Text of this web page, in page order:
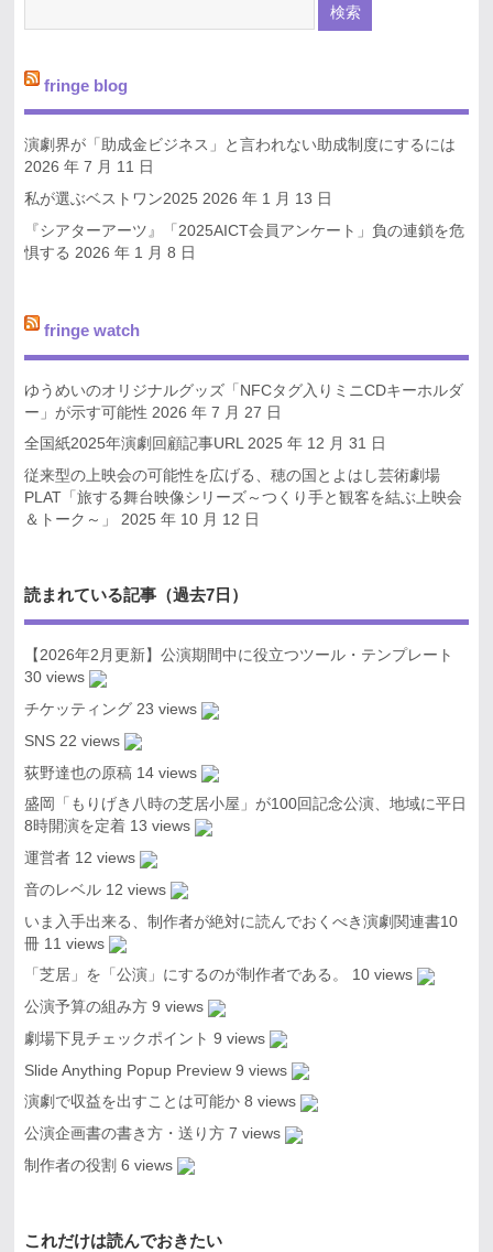
fringe blog
演劇界が「助成金ビジネス」と言われない助成制度にするには
2026 年 7 月 11 日
私が選ぶベストワン2025 2026 年 1 月 13 日
『シアターアーツ』「2025AICT会員アンケート」負の連鎖を危
惧する 2026 年 1 月 8 日
fringe watch
ゆうめいのオリジナルグッズ「NFCタグ入りミニCDキーホルダ
ー」が示す可能性 2026 年 7 月 27 日
全国紙2025年演劇回顧記事URL 2025 年 12 月 31 日
従来型の上映会の可能性を広げる、穂の国とよはし芸術劇場
PLAT「旅する舞台映像シリーズ～つくり手と観客を結ぶ上映会
＆トーク～」
2025 年 10 月 12 日
読まれている記事（過去7日）
【2026年2月更新】公演期間中に役立つツール・テンプレート
30 views
チケッティング 23 views
SNS 22 views
荻野達也の原稿 14 views
盛岡「もりげき八時の芝居小屋」が100回記念公演、地域に平日
8時開演を定着 13 views
運営者 12 views
音のレベル 12 views
いま入手出来る、制作者が絶対に読んでおくべき演劇関連書10
冊 11 views
「芝居」を「公演」にするのが制作者である。
10 views
公演予算の組み方 9 views
劇場下見チェックポイント 9 views
Slide Anything Popup Preview 9 views
演劇で収益を出すことは可能か 8 views
公演企画書の書き方・送り方 7 views
制作者の役割 6 views
これだけは読んでおきたい